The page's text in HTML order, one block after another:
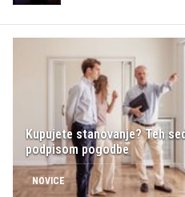
Kupujete stanovanje? Teh
podpisom pogodbe
NOVICE